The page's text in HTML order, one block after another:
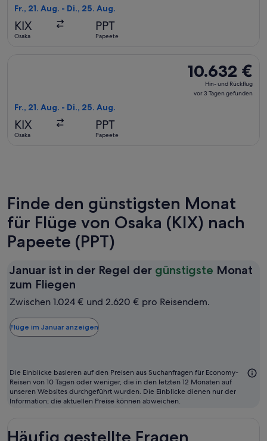
Fr., 21. Aug. - Di., 25. Aug.
KIX
Osaka
PPT
Papeete
10.632 €
Hin-
und
10.632 €
Hin- und Rückflug
vor 3 Tagen gefunden
Fr., 21. Aug. - Di., 25. Aug.
KIX
Osaka
PPT
Papeete
Finde den günstigsten Monat
für Flüge von Osaka (KIX) nach
Papeete (PPT)
Januar ist in der Regel der günstigste Monat
zum Fliegen
ist
der
Regel
günstigste
Monat
zum
Zwischen 1.024 € und 2.620 € pro Reisendem.
Flüge im Januar anzeigen
Die Einblicke basieren auf den Preisen aus Suchanfragen für Economy-
Reisen von 10 Tagen oder weniger, die in den letzten 12 Monaten auf
unseren Websites durchgeführt wurden. Die Einblicke dienen nur der
Information; die aktuellen Preise können abweichen.
Häufig gestellte Fragen